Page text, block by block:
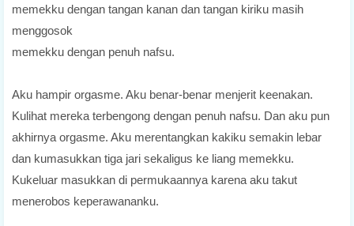
memekku dengan tangan kanan dan tangan kiriku masih
menggosok
memekku dengan penuh nafsu.
Aku hampir orgasme. Aku benar-benar menjerit keenakan.
Kulihat mereka terbengong dengan penuh nafsu. Dan aku pun
akhirnya orgasme. Aku merentangkan kakiku semakin lebar
dan kumasukkan tiga jari sekaligus ke liang memekku.
Kukeluar masukkan di permukaannya karena aku takut
menerobos keperawananku.